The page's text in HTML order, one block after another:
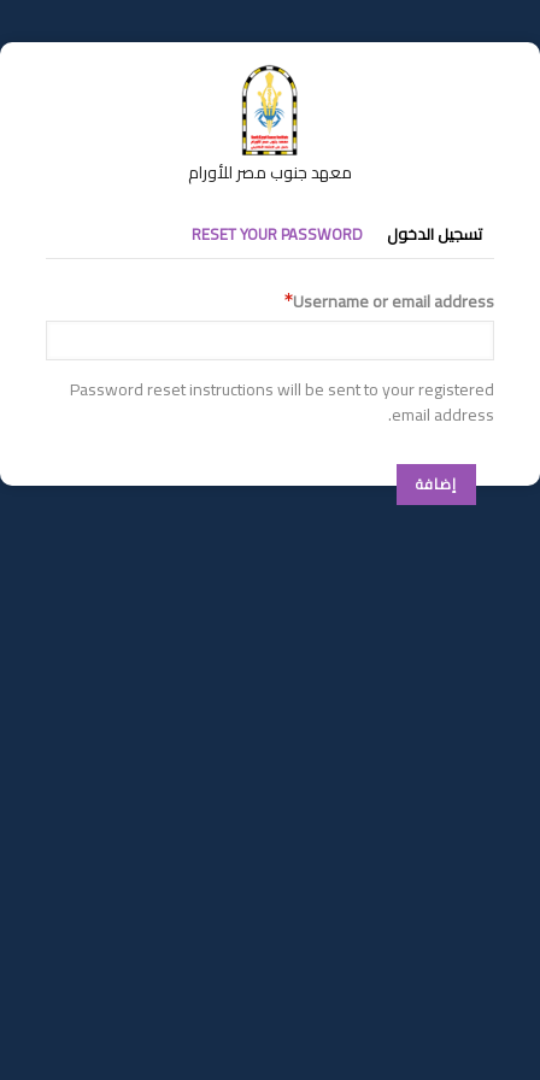
إلى
المحتوى
معهد جنوب مصر للأورام
التبويبات
الأساسية
تسجيل الدخول RESET YOUR PASSWORD
Username or email address
Password reset instructions will be sent to your registered
email address.